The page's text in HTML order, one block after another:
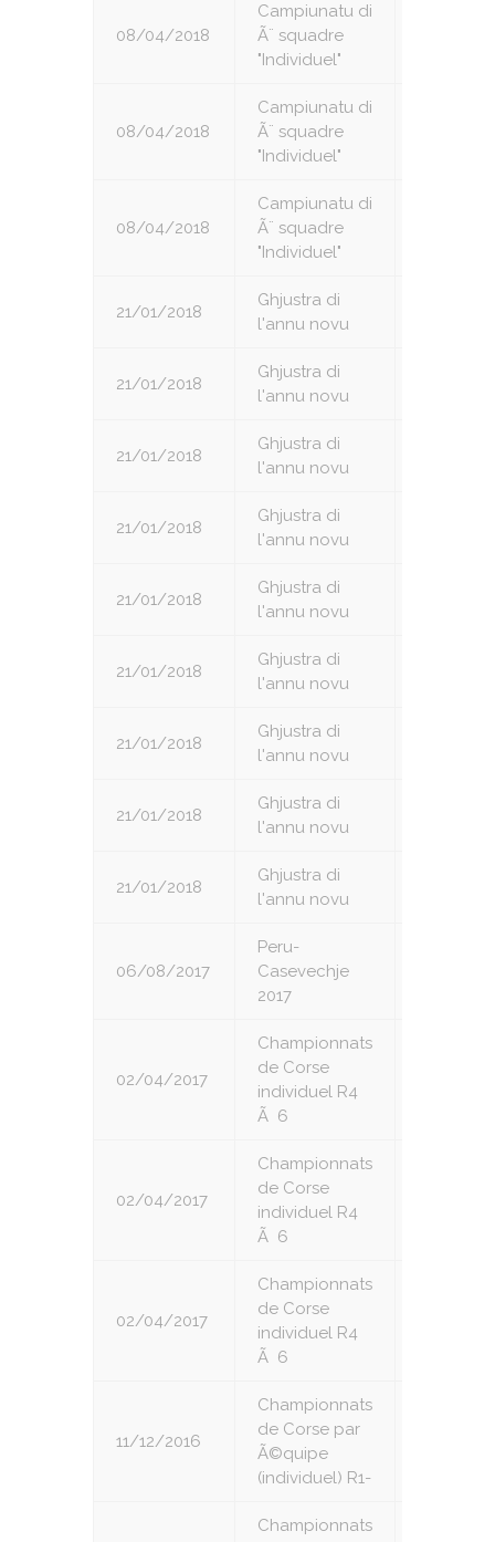
08/04/2018
Campiunatu di
Ã¨ squadre
"Individuel"
08/04/2018
Campiunatu di
Ã¨ squadre
"Individuel"
08/04/2018
Campiunatu di
Ã¨ squadre
"Individuel"
21/01/2018
Ghjustra di
l'annu novu
21/01/2018
Ghjustra di
l'annu novu
21/01/2018
Ghjustra di
l'annu novu
21/01/2018
Ghjustra di
l'annu novu
21/01/2018
Ghjustra di
l'annu novu
21/01/2018
Ghjustra di
l'annu novu
21/01/2018
Ghjustra di
l'annu novu
21/01/2018
Ghjustra di
l'annu novu
21/01/2018
Ghjustra di
l'annu novu
06/08/2017
Peru-
Casevechje
2017
02/04/2017
Championnats
de Corse
individuel R4
Ã 6
02/04/2017
Championnats
de Corse
individuel R4
Ã 6
02/04/2017
Championnats
de Corse
individuel R4
Ã 6
11/12/2016
Championnats
de Corse par
Ã©quipe
(individuel) R1-
Championnats